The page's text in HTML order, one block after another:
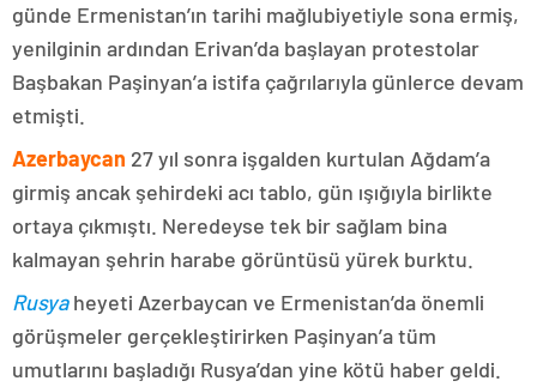
günde Ermenistan’ın tarihi mağlubiyetiyle sona ermiş,
yenilginin ardından Erivan’da başlayan protestolar
Başbakan Paşinyan’a istifa çağrılarıyla günlerce devam
etmişti.
Azerbaycan 27 yıl sonra işgalden kurtulan Ağdam’a
girmiş ancak şehirdeki acı tablo, gün ışığıyla birlikte
ortaya çıkmıştı. Neredeyse tek bir sağlam bina
kalmayan şehrin harabe görüntüsü yürek burktu.
Rusyaheyeti Azerbaycan ve Ermenistan’da önemli
görüşmeler gerçekleştirirken Paşinyan’a tüm
umutlarını başladığı Rusya’dan yine kötü haber geldi.